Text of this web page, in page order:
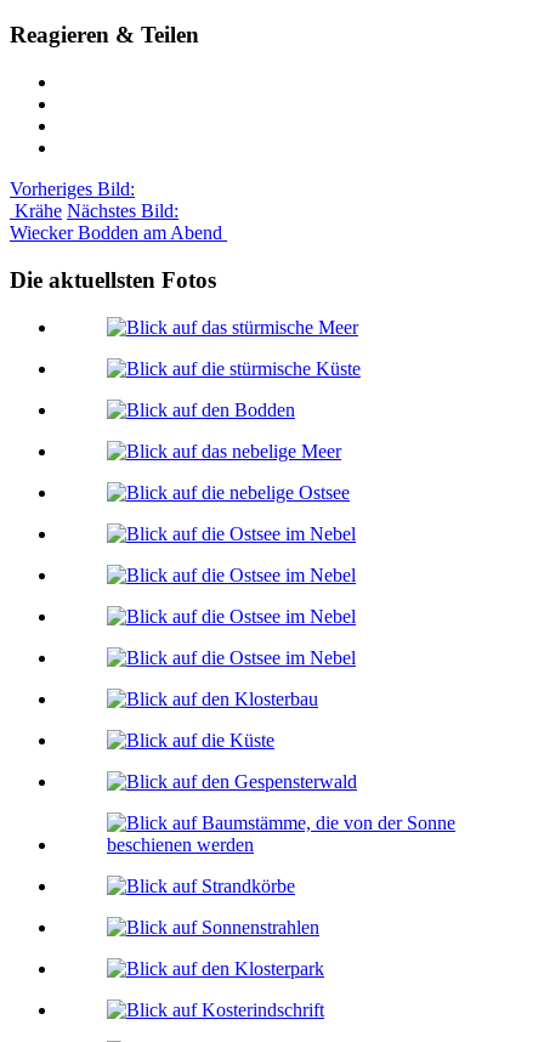
Reagieren & Teilen
Vorheriges Bild:
Krähe Nächstes Bild:
Wiecker Bodden am Abend
Die aktuellsten Fotos